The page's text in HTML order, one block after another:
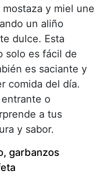
y miel une
un aliño
dulce. Esta
solo es fácil de
es saciante y
comida del día.
o
a tus
y sabor.
garbanzos